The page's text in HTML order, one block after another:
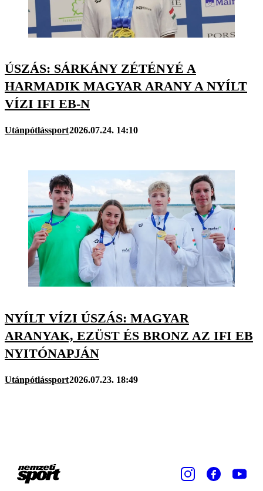
ÚSZÁS: SÁRKÁNY ZÉTÉNYÉ A
HARMADIK MAGYAR ARANY A NYÍLT
VÍZI IFI EB-N
Utánpótlássport2026.07.24. 14:10
NYÍLT VÍZI ÚSZÁS: MAGYAR
ARANYAK, EZÜST ÉS BRONZ AZ IFI EB
NYITÓNAPJÁN
Utánpótlássport2026.07.23. 18:49